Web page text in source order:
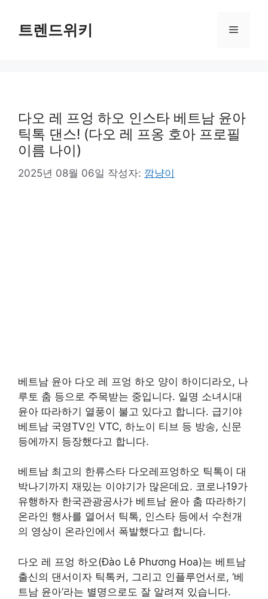
트렌드위키 메
다오 레 프엉 하오 인스타 베트남 윤아
틱톡 댄스! (다오 레 프옹 호아 프로필
이름 나이)
2025년 08월 06일 작성자: 깜냥이
베트남 윤아 다오 레 프엉 하오 양이 하이디라오, 나
루토 춤 등으로 주목받는 중입니다. 일명 소녀시대
윤아 따라하기 열풍이 불고 있다고 합니다. 급기야
베트남 국영TV인 VTC, 하노이 티브 등 방송, 신문
등에까지 등장했다고 합니다.
베트남 최고의 한류스타 다오레프엉하오 틱톡이 대
박나기까지 재밌는 이야기가 많은데요. 코로나19가
유행하자 한국관광공사가 베트남 윤아 춤 따라하기
온라인 행사를 열어서 틱톡, 인스타 등에서 수천개
의 영상이 온라인에서 폭발했다고 합니다.
다오 레 프엉 하오(Đào Lê Phương Hoa)는 베트남
출신의 댄서이자 틱톡커, 그리고 인플루언서로, ‘베
트남 윤아’라는 별명으로도 잘 알려져 있습니다.